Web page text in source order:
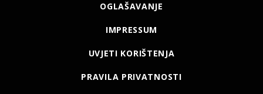
OGLAŠAVANJE
IMPRESSUM
UVJETI KORIŠTENJA
PRAVILA PRIVATNOSTI